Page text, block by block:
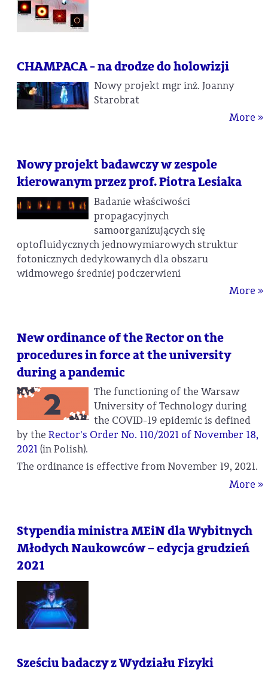
CHAMPACA - na drodze do holowizji
Nowy projekt mgr inż. Joanny
Starobrat
More »
Nowy projekt badawczy w zespole
kierowanym przez prof. Piotra Lesiaka
Badanie właściwości
propagacyjnych
samoorganizujących się
optofluidycznych jednowymiarowych struktur
fotonicznych dedykowanych dla obszaru
widmowego średniej podczerwieni
More »
New ordinance of the Rector on the
procedures in force at the university
during a pandemic
The functioning of the Warsaw
University of Technology during
the COVID-19 epidemic is defined
by the Rector's Order No. 110/2021 of November 18,
2021 (in Polish).
The ordinance is effective from November 19, 2021.
More »
Stypendia ministra MEiN dla Wybitnych
Młodych Naukowców – edycja grudzień
2021
Sześciu badaczy z Wydziału Fizyki